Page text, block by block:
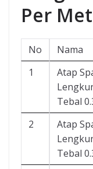
Per
No Nama
1
Atap
Tebal
2
Atap
Tebal